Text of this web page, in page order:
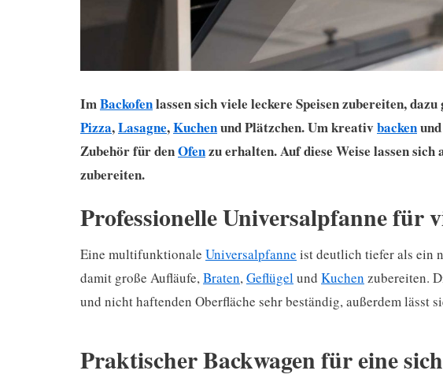
ImBackofenlassen sich viele leckere Speisen zubereiten,
Pizza,Lasagne,Kuchenund Plätzchen. Um kreativ backenund
Zubehör für denOfenzu erhalten. Auf diese Weise lassen
zubereiten.
Professionelle Universalpfanne für
Eine multifunktionale Universalpfanne ist deutlich tiefer als ein
damit große Aufläufe,Braten,Geflügelund Kuchen zubereiten.
und nicht haftenden Oberfläche sehr beständig, außerdem lässt
Praktischer Backwagen für eine